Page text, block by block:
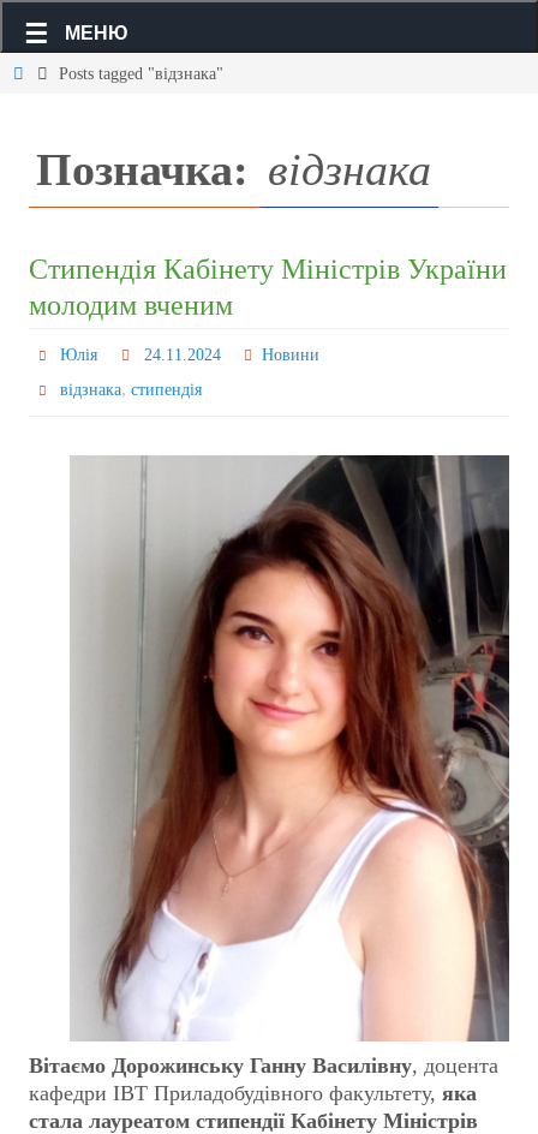
МЕНЮ
Posts tagged "відзнака"
Позначка: відзнака
Стипендія Кабінету Міністрів України
молодим вченим
Юлія 24.11.2024
Новини
відзнака,стипендія
Вітаємо Дорожинську Ганну Василівну, доцента
кафедри ІВТ Приладобудівного факультету, яка
стала лауреатом стипендії Кабінету Міністрів